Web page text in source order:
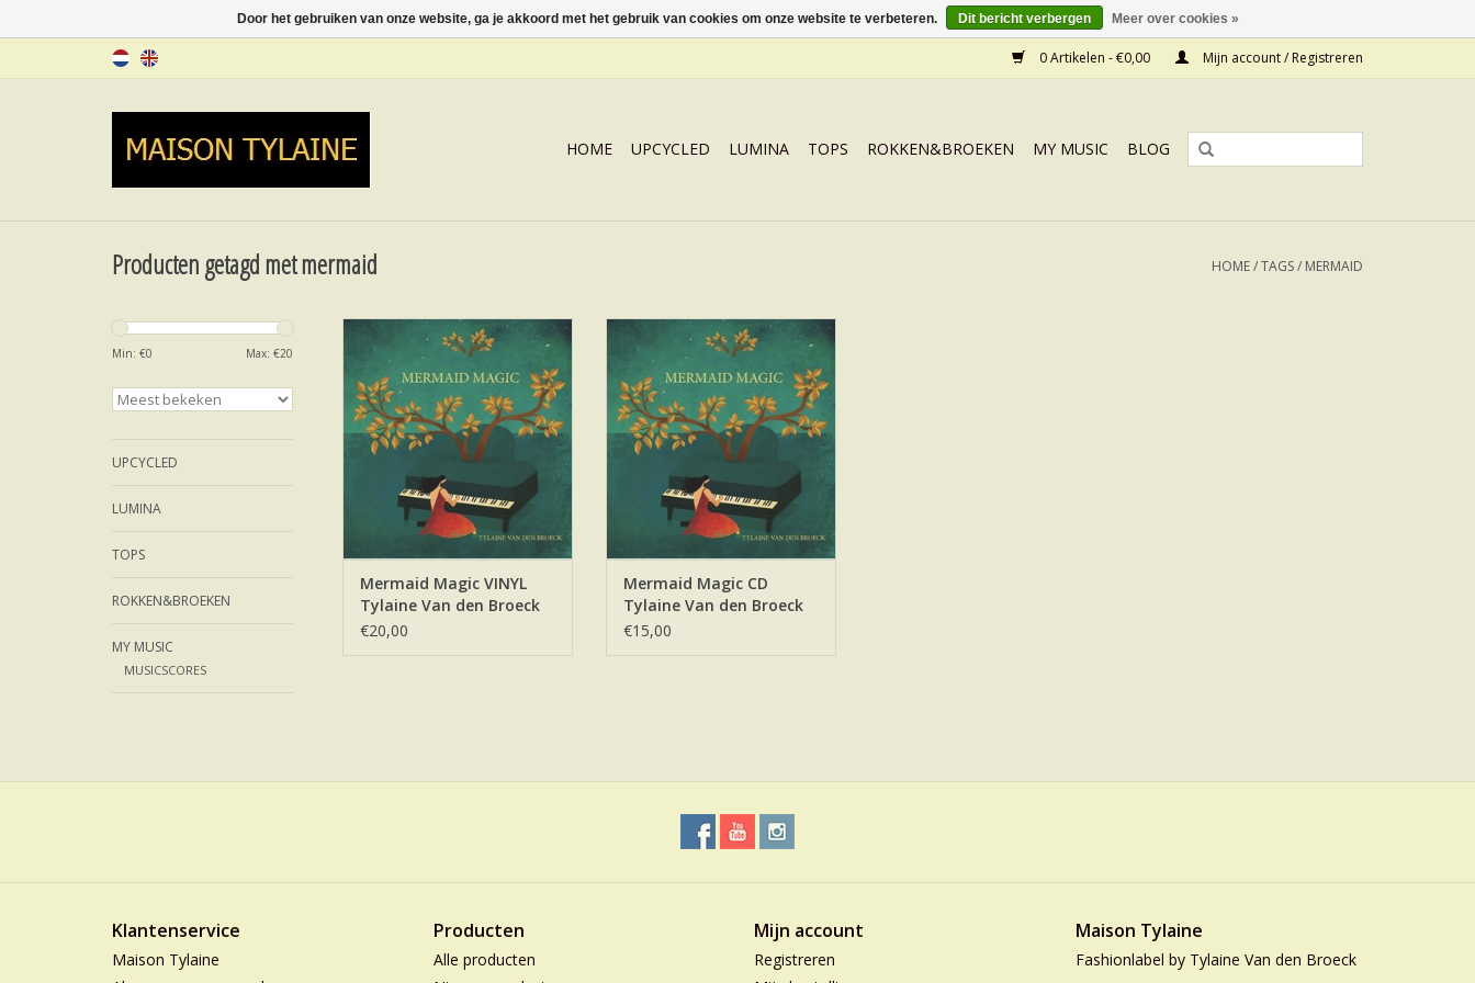
0 Artikelen - €0,00 Mijn account / Registreren
HOME UPCYCLED LUMINA TOPS ROKKEN&BROEKEN MY MUSIC BLOG
Producten getagd met mermaid HOME/TAGS/ MERMAID
Min: €0 Max: €20
UPCYCLED
LUMINA
TOPS
ROKKEN&BROEKEN
MY MUSIC
MUSICSCORES
VINYL Mermaid Magic by TYLAINE
VAN DEN BROECK
TOEVOEGEN AAN WINKELWAGEN
Mermaid Magic VINYL
Tylaine Van den Broeck
€20,00
CD Mermaid Magic by TYLAINE
VAN DEN BROECK
TOEVOEGEN AAN WINKELWAGEN
Mermaid Magic CD
Tylaine Van den Broeck
€15,00
Klantenservice
Maison Tylaine
Producten
Alle producten
Mijn account
Registreren
Maison Tylaine
Fashionlabel by Tylaine Van den Broeck
Door het gebruiken van onze website, ga je akkoord met het gebruik van cookies om onze website te verbeteren. Dit bericht verbergen Meer over cookies »